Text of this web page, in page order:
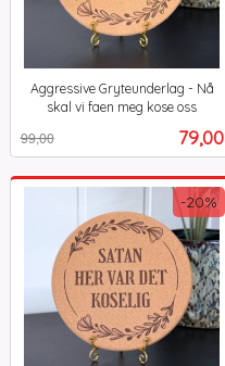
Aggressive Gryteunderlag - Nå
skal vi faen meg kose oss
Tilbud
79,00
99,00
mva.
-20%